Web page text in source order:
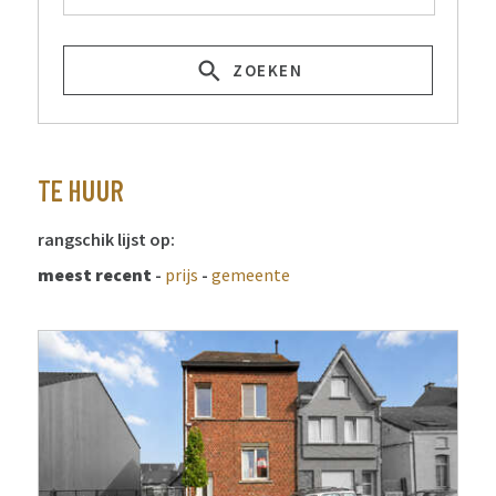
ZOEKEN
TE HUUR
rangschik lijst op:
meest recent- prijs - gemeente